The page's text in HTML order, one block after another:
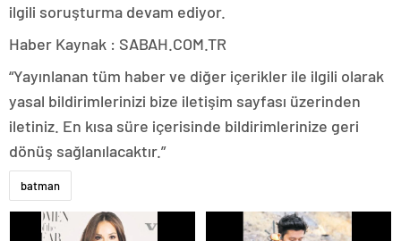
ilgili soruşturma devam ediyor.
Haber Kaynak : SABAH.COM.TR
“Yayınlanan tüm haber ve diğer içerikler ile ilgili olarak
yasal bildirimlerinizi bize iletişim sayfası üzerinden
iletiniz. En kısa süre içerisinde bildirimlerinize geri
dönüş sağlanılacaktır.”
batman